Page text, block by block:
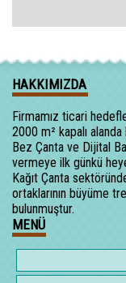
HAKKIMIZDA
Firmamız ticari
2000 m² kapalı
Bez Çanta ve Dijital
vermeye ilk günkü
Kağıt Çanta
ortaklarının büyüme
bulunmuştur.
MENÜ